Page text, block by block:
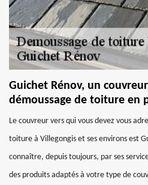
Guichet Rénov, un
démoussage de toiture en
Le couvreur vers qui vous devez vous
toiture à Villegongis et ses environs est
connaître, depuis toujours, par ses
des produits adaptés à votre type de